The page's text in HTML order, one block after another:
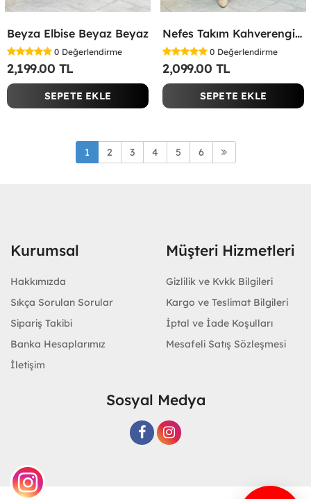
Beyza Elbise Beyaz Beyaz
0 Değerlendirme
2,199.00 TL
SEPETE EKLE
Nefes Takım Kahverengi Kahverengi
0 Değerlendirme
2,099.00 TL
SEPETE EKLE
1 2 3 4 5 6
Kurumsal
Hakkımızda
Sıkça Sorulan Sorular
Sipariş Takibi
Banka Hesaplarımız
İletişim
Müşteri Hizmetleri
Gizlilik ve Kvkk Bilgileri
Kargo ve Teslimat Bilgileri
İptal ve İade Koşulları
Mesafeli Satış Sözleşmesi
Sosyal Medya